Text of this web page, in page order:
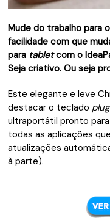
Mude do trabalho para
facilidade com que
para tabletcom o
Seja criativo. Ou seja
Este elegante e leve
destacar o teclado
ultraportátil pronto
todas as aplicações
atualizações
à parte).